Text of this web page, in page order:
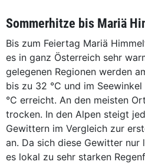
Sommerhitze bis Mariä
Bis zum Feiertag Mariä
es in ganz Österreich sehr
gelegenen Regionen werden
bis zu 32 °C und im
°C erreicht. An den meisten
trocken. In den Alpen steigt
Gewittern im Vergleich zur
an. Da sich diese Gewitter nur
es lokal zu sehr starken